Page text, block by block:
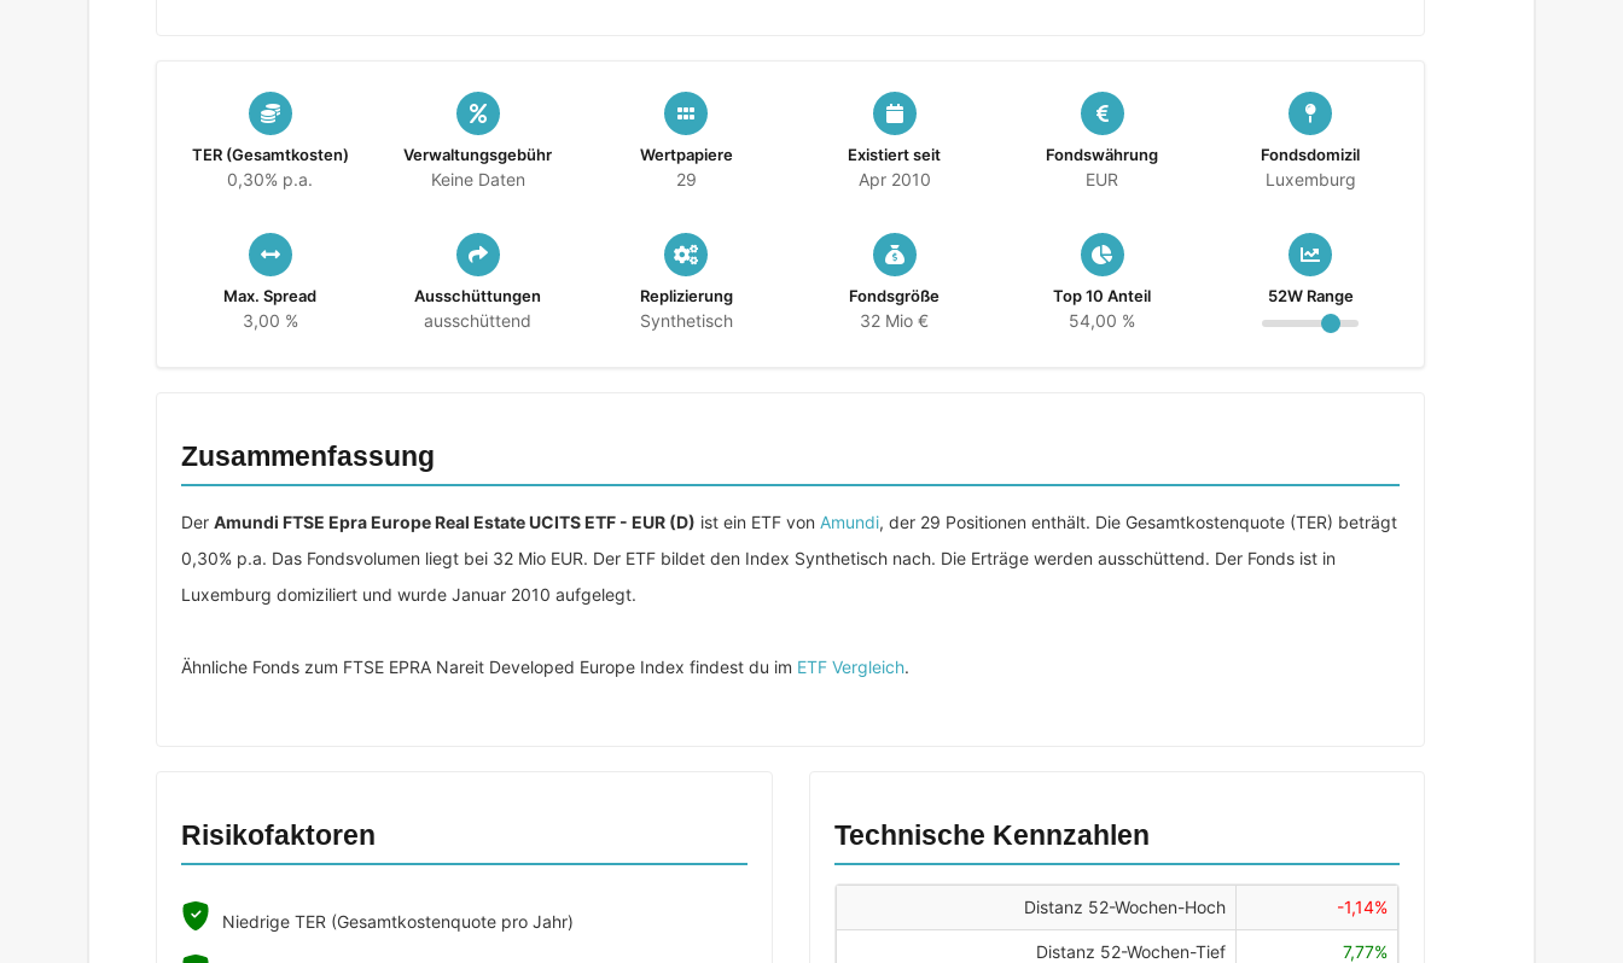
TER (Gesamtkosten)
0,30% p.a.
Verwaltungsgebühr
Keine Daten
Wertpapiere
29
Existiert seit
Apr 2010
Fondswährung
EUR
Fondsdomizil
Luxemburg
Max. Spread
3,00 %
Ausschüttungen
ausschüttend
Replizierung
Synthetisch
Fondsgröße
32 Mio €
Top 10 Anteil
54,00 %
52W Range
Zusammenfassung
Der Amundi FTSE Epra Europe Real Estate UCITS ETF - EUR (D) ist ein ETF von Amundi, der 29 Positionen enthält. Die Gesamtkostenquote (TER) beträgt
0,30% p.a. Das Fondsvolumen liegt bei 32 Mio EUR. Der ETF bildet den Index Synthetisch nach. Die Erträge werden ausschüttend. Der Fonds ist in
Luxemburg domiziliert und wurde Januar 2010 aufgelegt.
Ähnliche Fonds zum FTSE EPRA Nareit Developed Europe Index findest du im ETF Vergleich.
Risikofaktoren
Niedrige TER (Gesamtkostenquote pro Jahr)
Technische Kennzahlen
Distanz 52-Wochen-Hoch -1,14%
Distanz 52-Wochen-Tief 7,77%